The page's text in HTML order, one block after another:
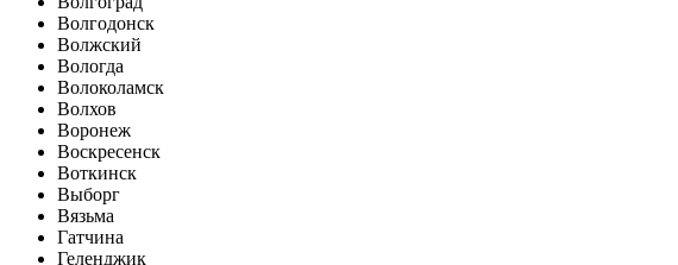
Волгодонск
Волжский
Вологда
Волоколамск
Волхов
Воронеж
Воскресенск
Воткинск
Выборг
Вязьма
Гатчина
Геленджик